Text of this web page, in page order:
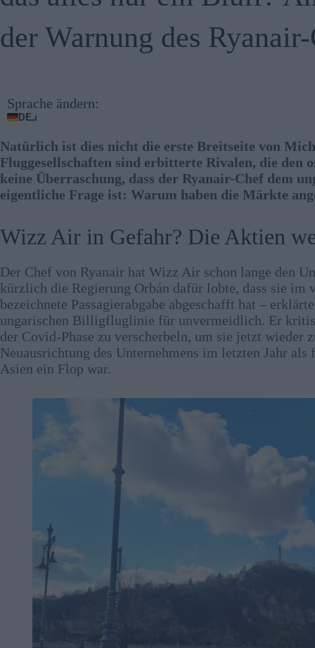
der Warnung des
Sprache ändern:
DE
Natürlich ist dies nicht die erste Breitseite von
Fluggesellschaften sind erbitterte Rivalen, die den
keine Überraschung, dass der Ryanair-Chef dem
eigentliche Frage ist: Warum haben die Märkte
Wizz Air in Gefahr? Die Aktien
Der Chef von Ryanair hat Wizz Air schon lange den
kürzlich die Regierung Orbán dafür lobte, dass sie im
bezeichnete Passagierabgabe abgeschafft hat –
ungarischen Billigfluglinie für unvermeidlich. Er
der Covid-Phase zu verscherbeln, um sie jetzt wieder
Neuausrichtung des Unternehmens im letzten Jahr
Asien ein Flop war.